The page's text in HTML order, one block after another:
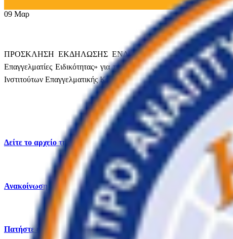
09 Μαρ
ΠΡΟΣΚΛΗΣΗ ΕΚΔΗΛΩΣΗΣ ΕΝΔΙΑΦΕΡΟΝΤΟΣ για υποβολή
Επαγγελματίες Ειδικότητας» για την ανάπτυξη δεκαπέντε (15)
Ινστιτούτων Επαγγελματικής Κατάρτισης (ΙΕΚ)» με κωδικό ΟΠΣ
Δείτε το αρχείο της πρόσκλησης εδώ
Ανακοίνωση για την Ειδικότητα 6 «ΣΧΕΔΙΑΣΤΗΣ
Πατήστε εδώ για να κάνετε αίτηση